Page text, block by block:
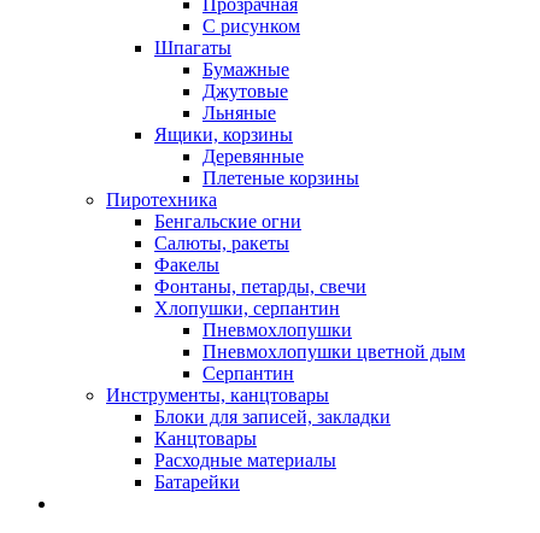
Прозрачная
С рисунком
Шпагаты
Бумажные
Джутовые
Льняные
Ящики, корзины
Деревянные
Плетеные корзины
Пиротехника
Бенгальские огни
Салюты, ракеты
Факелы
Фонтаны, петарды, свечи
Хлопушки, серпантин
Пневмохлопушки
Пневмохлопушки цветной дым
Серпантин
Инструменты, канцтовары
Блоки для записей, закладки
Канцтовары
Расходные материалы
Батарейки